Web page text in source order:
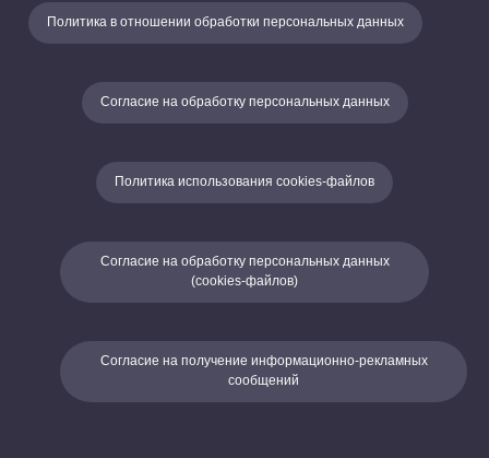
Политика в отношении обработки персональных данных
Согласие на обработку персональных данных
Политика использования cookies-файлов
Согласие на обработку персональных данных
(cookies-файлов)
Согласие на получение информационно-рекламных
сообщений